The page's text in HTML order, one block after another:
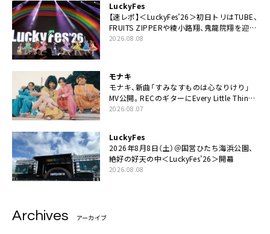
LuckyFes
【速レポ】＜LuckyFes’26＞初日トリはTUBE、
FRUITS ZIPPERや綾小路翔、鬼龍院翔を迎え
た豪華コラボも「知ってたらぜひ一緒に歌っ
2026.08.08
モナキ
モナキ、新曲「すみなすものは心なりけり」
MV公開。RECのギターにEvery Little Thing・
伊藤一朗参加も
2026.08.07
LuckyFes
2026年8月8日（土）＠国営ひたち海浜公園、
絶好の好天の中＜LuckyFes’26＞開幕
2026.08.08
Archives アーカイブ